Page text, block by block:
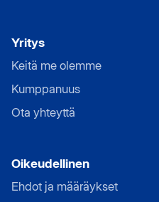
Yritys
Keitä me olemme
Kumppanuus
Ota yhteyttä
Oikeudellinen
Ehdot ja määräykset